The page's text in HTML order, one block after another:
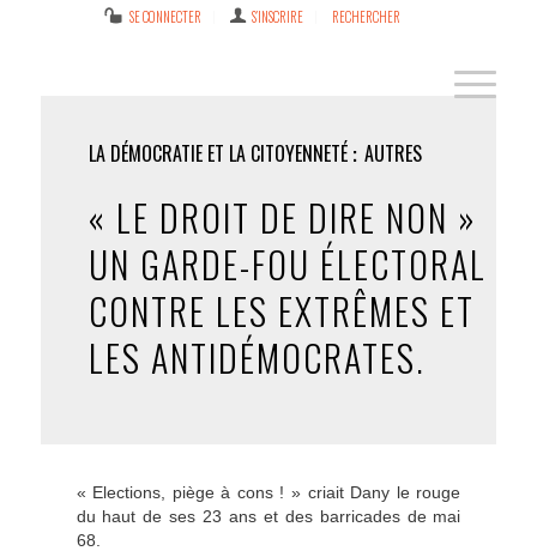
SE CONNECTER S’INSCRIRE RECHERCHER
LA DÉMOCRATIE ET LA CITOYENNETÉ AUTRES
« LE DROIT DE DIRE NON »
UN GARDE-FOU ÉLECTORAL
CONTRE LES EXTRÊMES ET
LES ANTIDÉMOCRATES.
« Elections, piège à cons ! » criait Dany le rouge
du haut de ses 23 ans et des barricades de mai
68.